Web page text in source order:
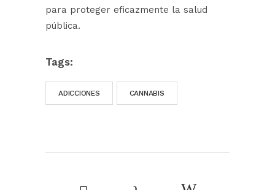
para proteger eficazmente la salud
pública.
Tags:
ADICCIONES CANNABIS